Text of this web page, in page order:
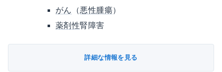
がん
（悪性腫瘍）
薬剤性腎障害
詳細な情報を見る